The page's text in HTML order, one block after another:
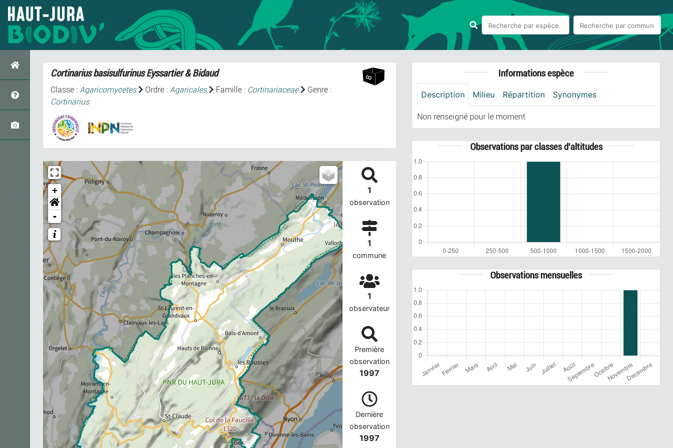
Cortinarius basisulfurinusEyssartier & Bidaud
Classe : Agaricomycetes Ordre : Agaricales Famille : Cortinariaceae
Genre :
Cortinarius
+
-
1
observation
1
commune
1
observateur
Première
observation
1997
Dernière
observation
1997
Informations espèce
Description Milieu Répartition Synonymes
Non renseigné pour le moment
Observations par classes d'altitudes
Observations mensuelles